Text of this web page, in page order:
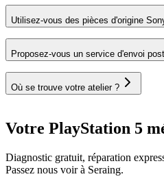
Utilisez-vous des pièces d'origine
Proposez-vous un service d'envoi
Où se trouve votre atelier ?
Votre PlayStation 5
Diagnostic gratuit, réparation
Passez nous voir à Seraing.